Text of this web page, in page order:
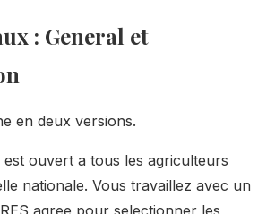
: General et
en deux versions.
est ouvert a tous les agriculteurs
nationale. Vous travaillez avec un